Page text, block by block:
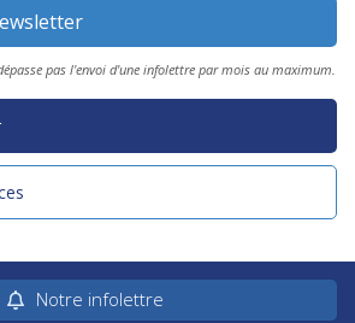
pas l'envoi d'une infolettre par mois au maximum.
Notre infolettre